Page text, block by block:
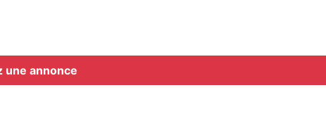
une annonce